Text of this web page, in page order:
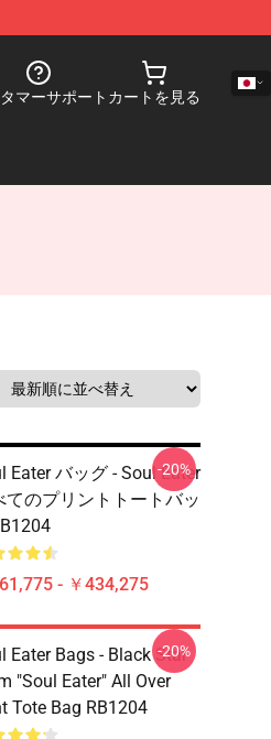
マーサポート カートを見る
Eater バッグ - Soul Eater
てのプリントトートバッ
- ￥434,275
-20%
Eater Bags - Black Star
"Soul Eater" All Over
Tote Bag RB1204
-20%